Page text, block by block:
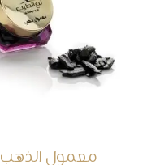
معمول الذهب